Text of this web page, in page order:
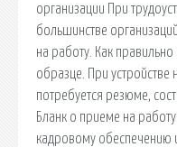
организации При
большинстве
на работу. Как правильно
образце. При устройстве
потребуется резюме,
Бланк о приеме на
кадровому обеспечению